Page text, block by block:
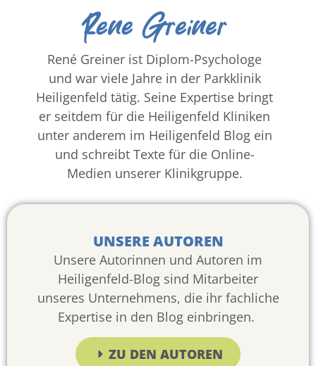
Rene Greiner
René Greiner ist Diplom-Psychologe
und war viele Jahre in der Parkklinik
Heiligenfeld tätig. Seine Expertise bringt
er seitdem für die Heiligenfeld Kliniken
unter anderem im Heiligenfeld Blog ein
und schreibt Texte für die Online-
Medien unserer Klinikgruppe.
UNSERE AUTOREN
Unsere Autorinnen und Autoren im
Heiligenfeld-Blog sind Mitarbeiter
unseres Unternehmens, die ihr fachliche
Expertise in den Blog einbringen.
ZU DEN AUTOREN